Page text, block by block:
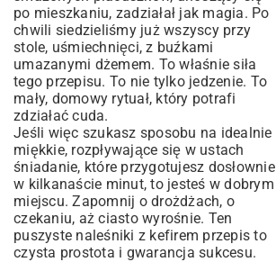
po mieszkaniu, zadziałał jak magia. Po
chwili siedzieliśmy już wszyscy przy
stole, uśmiechnięci, z buźkami
umazanymi dżemem. To właśnie siła
tego przepisu. To nie tylko jedzenie. To
mały, domowy rytuał, który potrafi
zdziałać cuda.
Jeśli więc szukasz sposobu na idealnie
miękkie, rozpływające się w ustach
śniadanie, które przygotujesz dosłownie
w kilkanaście minut, to jesteś w dobrym
miejscu. Zapomnij o drożdżach, o
czekaniu, aż ciasto wyrośnie. Ten
puszyste naleśniki z kefirem przepis to
czysta prostota i gwarancja sukcesu.